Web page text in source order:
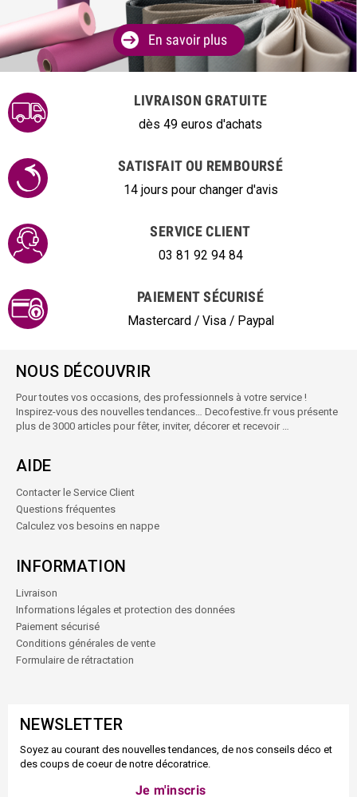
En savoir plus
LIVRAISON GRATUITE
dès 49 euros d'achats
SATISFAIT OU REMBOURSÉ
14 jours pour changer d'avis
SERVICE CLIENT
03 81 92 94 84
PAIEMENT SÉCURISÉ
Mastercard / Visa / Paypal
NOUS DÉCOUVRIR
Pour toutes vos occasions, des professionnels à votre service !
Inspirez-vous des nouvelles tendances… Decofestive.fr vous présente
plus de 3000 articles pour fêter, inviter, décorer et recevoir …
AIDE
Contacter le Service Client
Questions fréquentes
Calculez vos besoins en nappe
INFORMATION
Livraison
Informations légales et protection des données
Paiement sécurisé
Conditions générales de vente
Formulaire de rétractation
NEWSLETTER
Soyez au courant des nouvelles tendances, de nos conseils déco et
des coups de coeur de notre décoratrice.
Je m'inscris